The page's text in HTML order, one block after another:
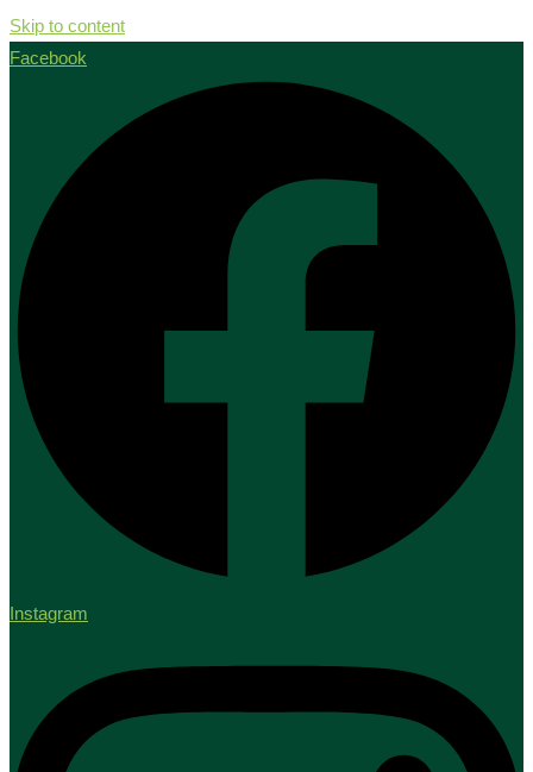
Skip to content
Facebook
Instagram